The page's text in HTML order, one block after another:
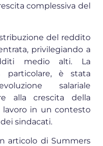
complessiva del
del reddito
privilegiando a
medio alti. La
particolare, è stata
salariale
alla crescita della
in un contesto
sindacati.
articolo di Summers